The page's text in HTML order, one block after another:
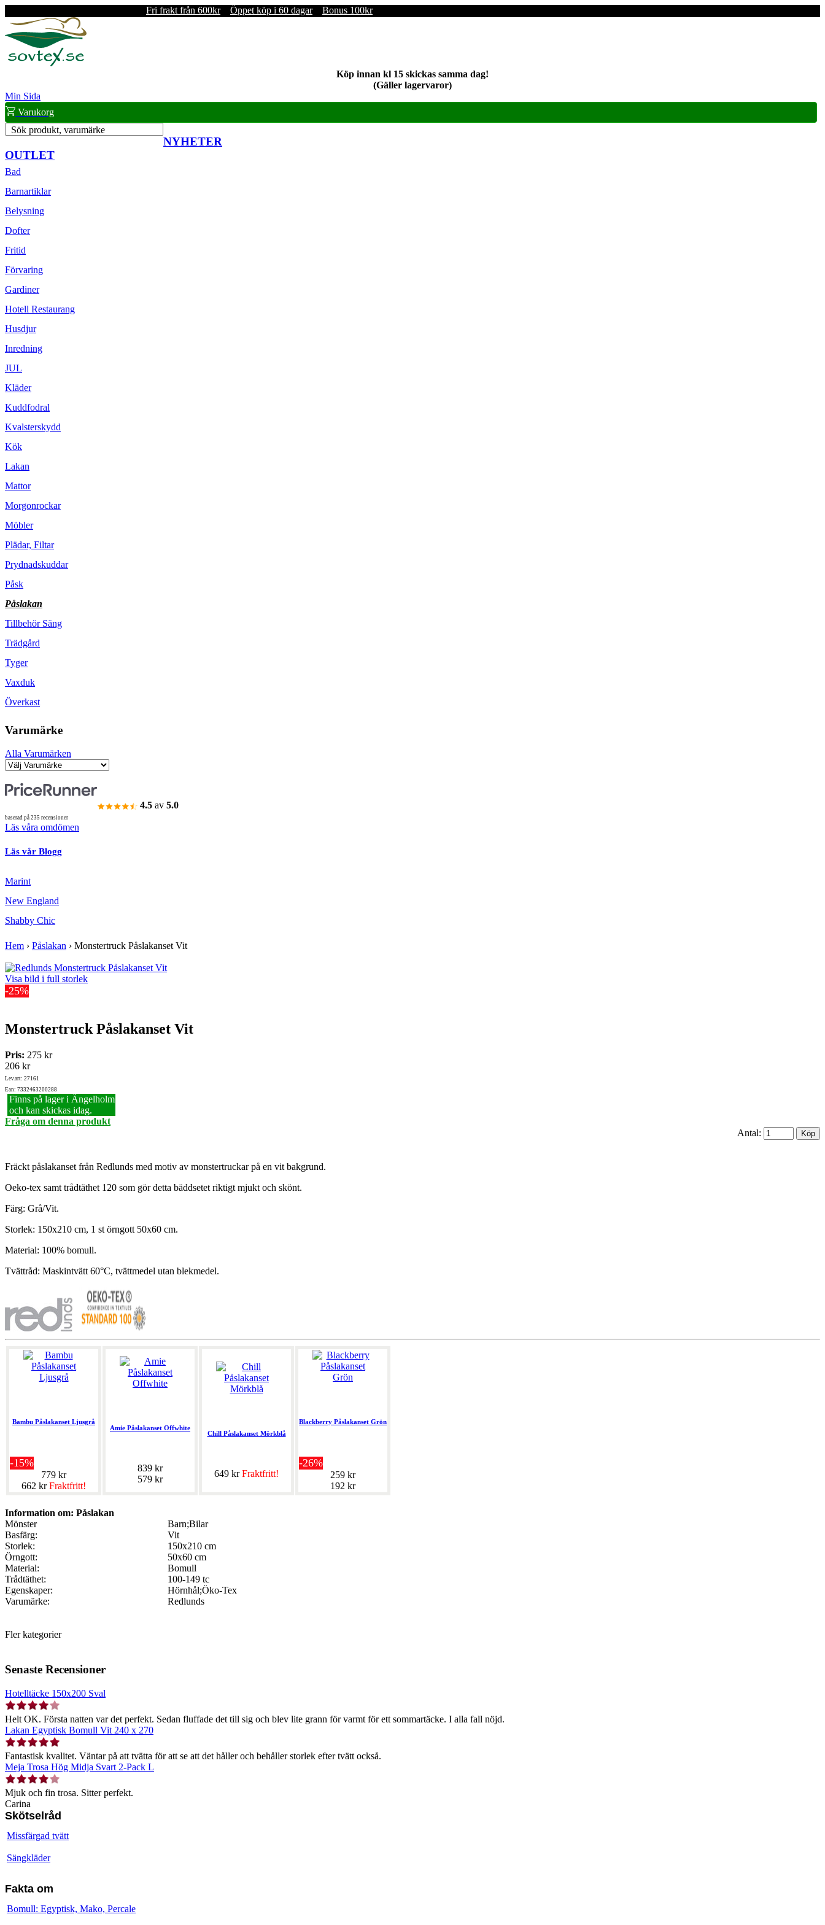
Fri frakt från 600kr Öppet köp i 60 dagar Bonus 100kr
Köp innan kl 15 skickas samma dag!
(Gäller lagervaror)
Min Sida
Varukorg
Sök produkt, varumärke
NYHETER
OUTLET
Bad
Barnartiklar
Belysning
Dofter
Fritid
Förvaring
Gardiner
Hotell Restaurang
Husdjur
Inredning
JUL
Kläder
Kuddfodral
Kvalsterskydd
Kök
Lakan
Mattor
Morgonrockar
Möbler
Plädar, Filtar
Prydnadskuddar
Påsk
Påslakan
Tillbehör Säng
Trädgård
Tyger
Vaxduk
Överkast
Varumärke
Alla Varumärken
4.5 av 5.0
baserad på 235 recensioner
Läs våra omdömen
Läs vår Blogg
Marint
New England
Shabby Chic
Hem › Påslakan › Monstertruck Påslakanset Vit
Visa bild i full storlek
-25%
Monstertruck Påslakanset Vit
Pris: 275 kr
206 kr
Lev.art: 27161
Ean: 7332463200288
Finns på lager i Ängelholm
och kan skickas idag.
Fråga om denna produkt
Antal:
Fräckt påslakanset från Redlunds med motiv av monstertruckar på en vit bakgrund.
Oeko-tex samt trådtäthet 120 som gör detta bäddsetet riktigt mjukt och skönt.
Färg: Grå/Vit.
Storlek: 150x210 cm, 1 st örngott 50x60 cm.
Material: 100% bomull.
Tvättråd: Maskintvätt 60°C, tvättmedel utan blekmedel.
Bambu Påslakanset Ljusgrå
-15%
779 kr
662 krFraktfritt!
Amie Påslakanset Offwhite
839 kr
579 kr
Chill Påslakanset Mörkblå
649 krFraktfritt!
Blackberry Påslakanset Grön
-26%
259 kr
192 kr
Information om: Påslakan
Mönster
Barn;Bilar
Basfärg:
Vit
Storlek:
150x210 cm
Örngott:
50x60 cm
Material:
Bomull
Trådtäthet:
100-149 tc
Egenskaper:
Hörnhål;Öko-Tex
Varumärke:
Redlunds
Fler kategorier
Senaste Recensioner
Hotelltäcke 150x200 Sval
Helt OK. Första natten var det perfekt. Sedan fluffade det till sig och blev lite grann för varmt för ett sommartäcke. I alla fall nöjd.
Lakan Egyptisk Bomull Vit 240 x 270
Fantastisk kvalitet. Väntar på att tvätta för att se att det håller och behåller storlek efter tvätt också.
Meja Trosa Hög Midja Svart 2-Pack L
Mjuk och fin trosa. Sitter perfekt.
Carina
Skötselråd
Missfärgad tvätt
Sängkläder
Fakta om
Bomull: Egyptisk, Mako, Percale